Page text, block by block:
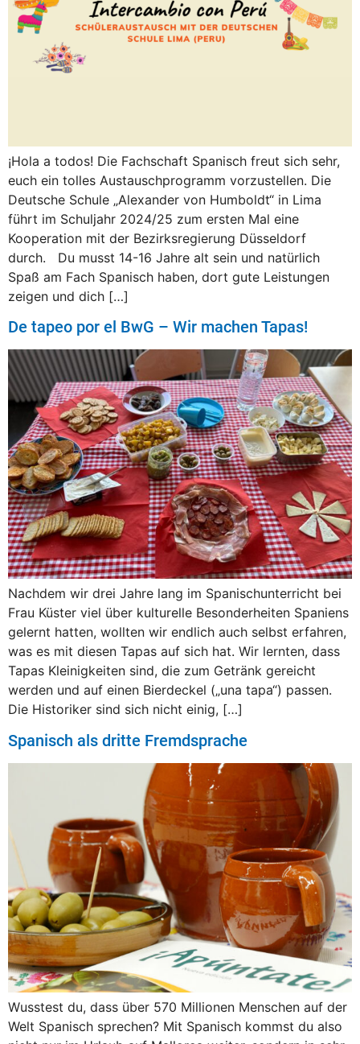
¡Hola a todos! Die Fachschaft Spanisch freut sich sehr,
euch ein tolles Austauschprogramm vorzustellen. Die
Deutsche Schule „Alexander von Humboldt“ in Lima
führt im Schuljahr 2024/25 zum ersten Mal eine
Kooperation mit der Bezirksregierung Düsseldorf
durch. Du musst 14-16 Jahre alt sein und natürlich
Spaß am Fach Spanisch haben, dort gute Leistungen
zeigen und dich […]
De tapeo por el BwG – Wir machen Tapas!
Nachdem wir drei Jahre lang im Spanischunterricht bei
Frau Küster viel über kulturelle Besonderheiten Spaniens
gelernt hatten, wollten wir endlich auch selbst erfahren,
was es mit diesen Tapas auf sich hat. Wir lernten, dass
Tapas Kleinigkeiten sind, die zum Getränk gereicht
werden und auf einen Bierdeckel („una tapa“) passen.
Die Historiker sind sich nicht einig, […]
Spanisch als dritte Fremdsprache
Wusstest du, dass über 570 Millionen Menschen auf der
Welt Spanisch sprechen? Mit Spanisch kommst du also